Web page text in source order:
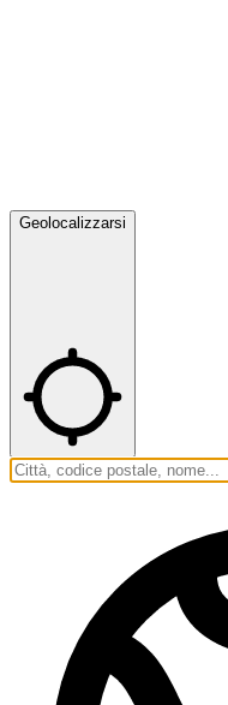
Geolocalizzarsi